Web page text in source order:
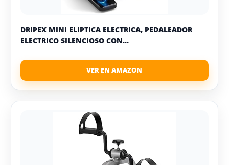
DRIPEX MINI ELIPTICA ELECTRICA, PEDALEADOR
ELECTRICO SILENCIOSO CON...